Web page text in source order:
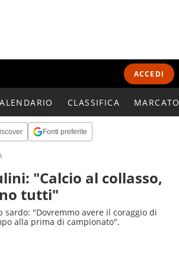
ACCEDI
CLASSIFICA
Fonti preferite
"Calcio al collasso,
tutti"
sardo: "Dovremmo avere il coraggio di
alla prima di campionato".